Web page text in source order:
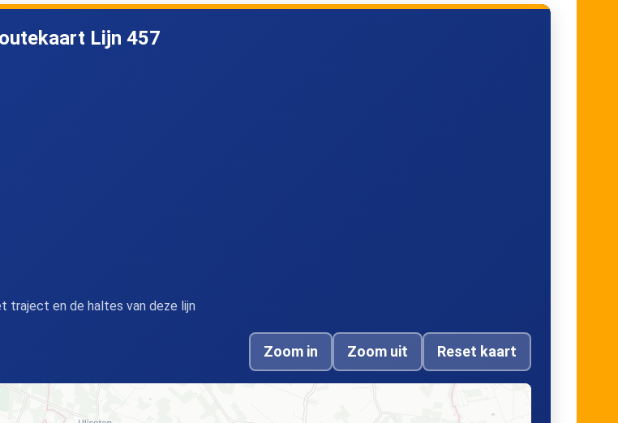
1 Lijn 457
traject en de haltes van deze lijn
Zoom in Zoom uit Reset kaart